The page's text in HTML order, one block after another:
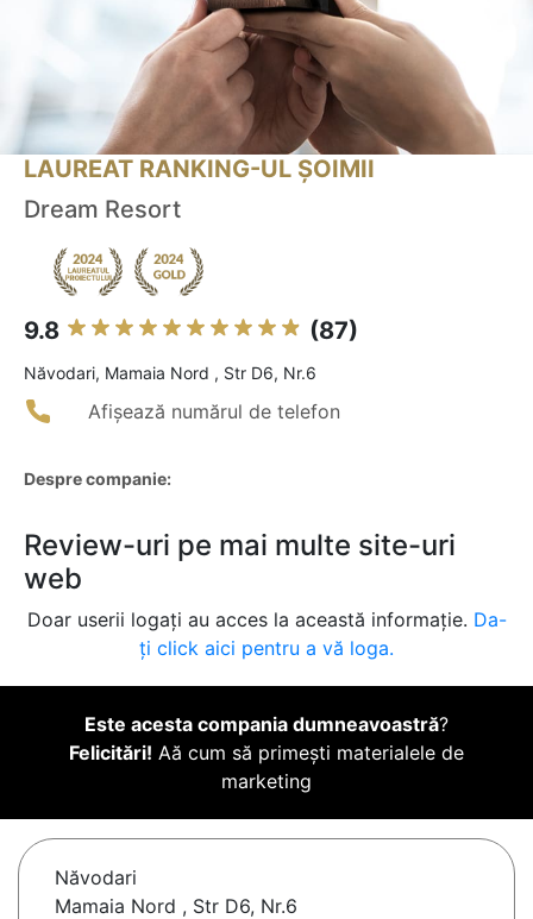
LAUREAT RANKING-UL ȘOIMII
Dream Resort
9.8 (87)
Năvodari, Mamaia Nord , Str D6, Nr.6
Afișează numărul de telefon
Despre companie:
Review-uri pe mai multe site-uri
web
Doar userii logați au acces la această informație. Da-
ți click aici pentru a vă loga.
Este acesta compania dumneavoastră?
Felicitări! Aă cum să primești materialele de
marketing
Năvodari
Mamaia Nord , Str D6, Nr.6